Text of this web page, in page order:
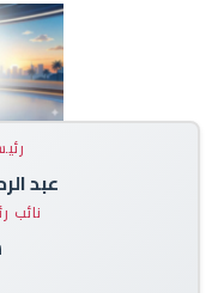
عبد
نائب